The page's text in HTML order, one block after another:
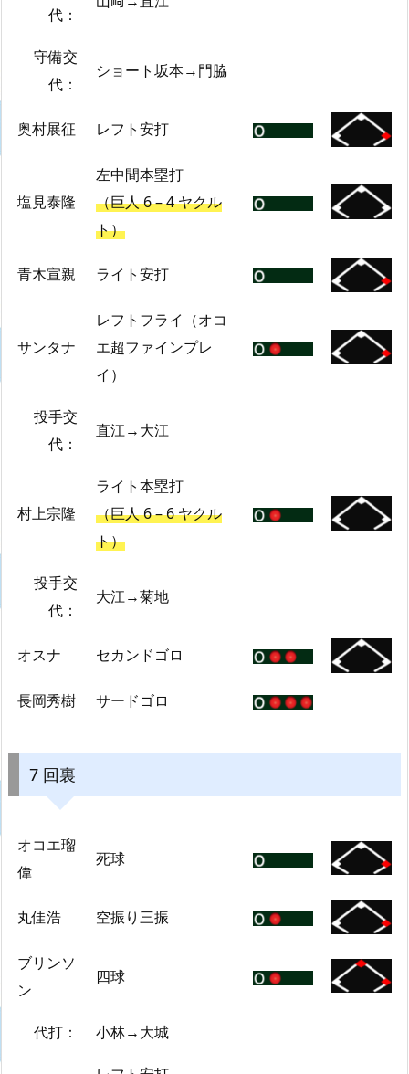
代：
守備交
代：
ショート坂本→門脇
奥村展征 レフト安打
塩見泰隆
左中間本塁打
（巨人 6 – 4 ヤクル
ト）
青木宣親 ライト安打
サンタナ
レフトフライ（オコ
エ超ファインプレ
イ）
投手交
代：
直江→大江
村上宗隆
ライト本塁打
（巨人 6 – 6 ヤクル
ト）
投手交
代：
大江→菊地
オスナ セカンドゴロ
長岡秀樹 サードゴロ
7 回裏
オコエ瑠
偉
死球
丸佳浩 空振り三振
ブリンソ
ン
四球
代打： 小林→大城